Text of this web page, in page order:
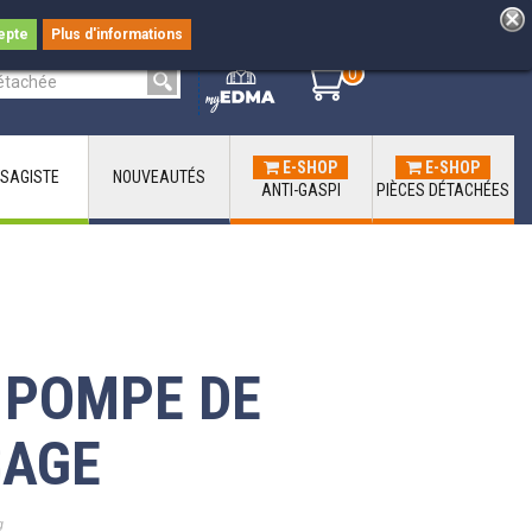
0
0
Plus d'informations
NOUVEAUTÉS
E-SHOP
ANTI-GASPI
E-SHOP
PIÈCES DÉTACHÉES
DE